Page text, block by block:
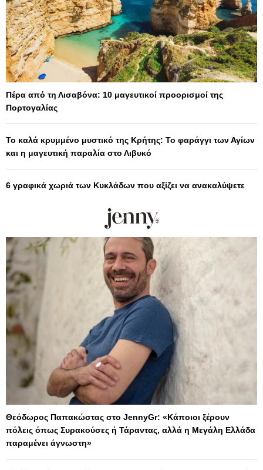
Πέρα από τη Λισαβόνα: 10 μαγευτικοί προορισμοί της
Πορτογαλίας
Το καλά κρυμμένο μυστικό της Κρήτης: Το φαράγγι των Αγίων
και η μαγευτική παραλία στο Λιβυκό
6 γραφικά χωριά των Κυκλάδων που αξίζει να ανακαλύψετε
Θεόδωρος Παπακώστας στο JennyGr: «Κάποιοι ξέρουν
πόλεις όπως Συρακούσες ή Τάραντας, αλλά η Μεγάλη Ελλάδα
παραμένει άγνωστη»